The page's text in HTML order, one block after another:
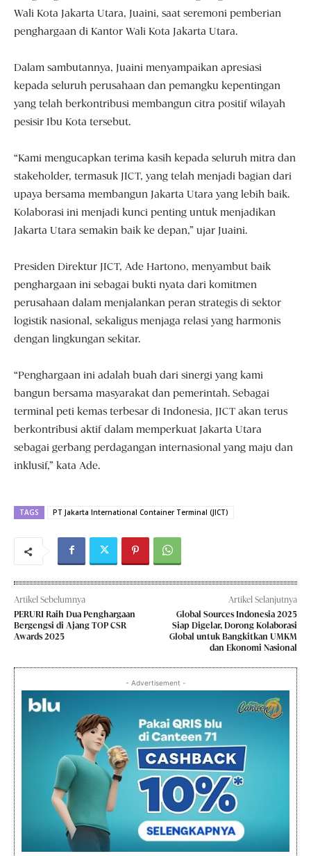
Wali Kota Jakarta Utara, Juaini, saat seremoni pemberian
penghargaan di Kantor Wali Kota Jakarta Utara.
Dalam sambutannya, Juaini menyampaikan apresiasi
kepada seluruh perusahaan dan pemangku kepentingan
yang telah berkontribusi membangun citra positif wilayah
pesisir Ibu Kota tersebut.
“Kami mengucapkan terima kasih kepada seluruh mitra dan
stakeholder, termasuk JICT, yang telah menjadi bagian dari
upaya bersama membangun Jakarta Utara yang lebih baik.
Kolaborasi ini menjadi kunci penting untuk menjadikan
Jakarta Utara semakin baik ke depan,” ujar Juaini.
Presiden Direktur JICT, Ade Hartono, menyambut baik
penghargaan ini sebagai bukti nyata dari komitmen
perusahaan dalam menjalankan peran strategis di sektor
logistik nasional, sekaligus menjaga relasi yang harmonis
dengan lingkungan sekitar.
“Penghargaan ini adalah buah dari sinergi yang kami
bangun bersama masyarakat dan pemerintah. Sebagai
terminal peti kemas terbesar di Indonesia, JICT akan terus
berkontribusi aktif dalam memperkuat Jakarta Utara
sebagai gerbang perdagangan internasional yang maju dan
inklusif,” kata Ade.
TAGS PT Jakarta International Container Terminal (JICT)
Artikel Sebelumnya
PERURI Raih Dua Penghargaan
Bergengsi di Ajang TOP CSR
Awards 2025
Artikel Selanjutnya
Global Sources Indonesia 2025
Siap Digelar, Dorong Kolaborasi
Global untuk Bangkitkan UMKM
dan Ekonomi Nasional
- Advertisement -